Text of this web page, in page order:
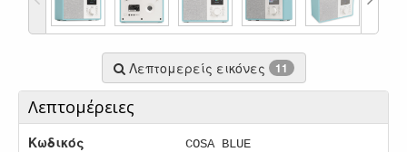
Λεπτομερείς εικόνες 11
Λεπτομέρειες
Κωδικός COSA BLUE